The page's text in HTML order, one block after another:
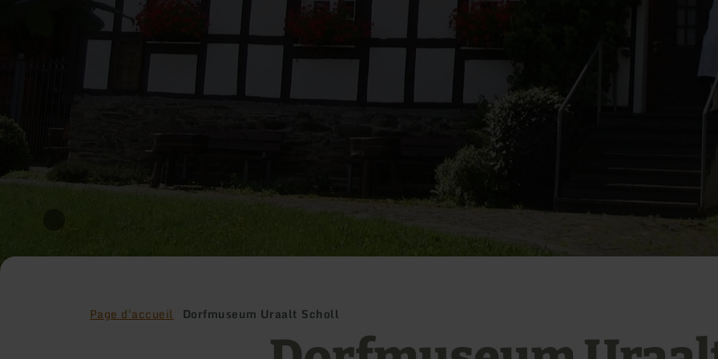
Page d'accueil Dorfmuseum Uraalt Scholl